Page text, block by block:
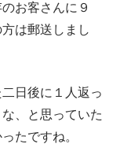
お客さんに９
は郵送しまし
日後に１人返っ
、と思っていた
たですね。